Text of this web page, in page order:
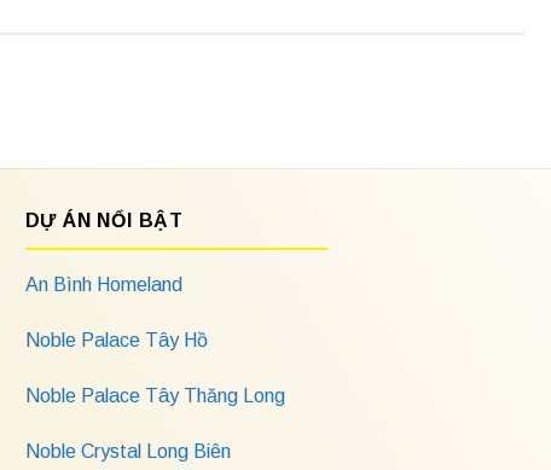
DỰ ÁN NỔI BẬT
An Bình Homeland
Noble Palace Tây Hồ
Noble Palace Tây Thăng Long
Noble Crystal Long Biên